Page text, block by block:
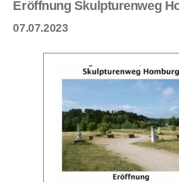
Eröffnung Skulpturenweg
07.07.2023